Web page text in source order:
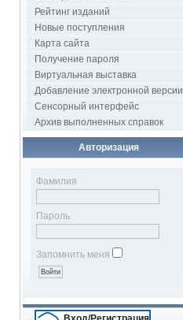
Рейтинг изданий
Новые поступления
Карта сайта
Получение пароля
Виртуальная выставка
Добавление электронной версии
Сенсорный интерфейс
Архив выполненных справок
Авторизация
Фамилия
Пароль
Запомнить меня